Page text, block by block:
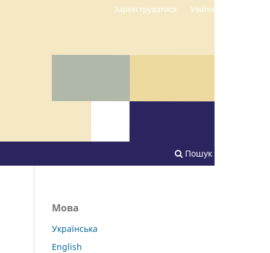
Пошук
Зареєструватися Увійти
Мова
Українська
English